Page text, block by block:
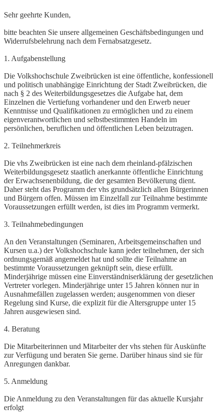
Sehr geehrte Kunden,
bitte beachten Sie unsere allgemeinen Geschäftsbedingungen und
Widerrufsbelehrung nach dem Fernabsatzgesetz.
1. Aufgabenstellung
Die Volkshochschule Zweibrücken ist eine öffentliche, konfessionell
und politisch unabhängige Einrichtung der Stadt Zweibrücken, die
nach § 2 des Weiterbildungsgesetzes die Aufgabe hat, dem
Einzelnen die Vertiefung vorhandener und den Erwerb neuer
Kenntnisse und Qualifikationen zu ermöglichen und zu einem
eigenverantwortlichen und selbstbestimmten Handeln im
persönlichen, beruflichen und öffentlichen Leben beizutragen.
2. Teilnehmerkreis
Die vhs Zweibrücken ist eine nach dem rheinland-pfälzischen
Weiterbildungsgesetz staatlich anerkannte öffentliche Einrichtung
der Erwachsenenbildung, die der gesamten Bevölkerung dient.
Daher steht das Programm der vhs grundsätzlich allen Bürgerinnen
und Bürgern offen. Müssen im Einzelfall zur Teilnahme bestimmte
Voraussetzungen erfüllt werden, ist dies im Programm vermerkt.
3. Teilnahmebedingungen
An den Veranstaltungen (Seminaren, Arbeitsgemeinschaften und
Kursen u.a.) der Volkshochschule kann jeder teilnehmen, der sich
ordnungsgemäß angemeldet hat und sollte die Teilnahme an
bestimmte Voraussetzungen geknüpft sein, diese erfüllt.
Minderjährige müssen eine Einverständniserklärung der gesetzlichen
Vertreter vorlegen. Minderjährige unter 15 Jahren können nur in
Ausnahmefällen zugelassen werden; ausgenommen von dieser
Regelung sind Kurse, die explizit für die Altersgruppe unter 15
Jahren ausgewiesen sind.
4. Beratung
Die Mitarbeiterinnen und Mitarbeiter der vhs stehen für Auskünfte
zur Verfügung und beraten Sie gerne. Darüber hinaus sind sie für
Anregungen dankbar.
5. Anmeldung
Die Anmeldung zu den Veranstaltungen für das aktuelle Kursjahr
erfolgt